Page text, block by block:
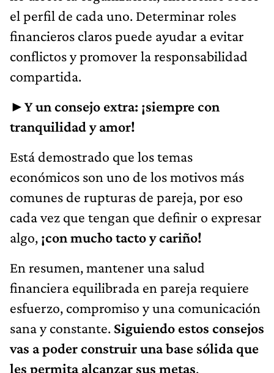
el perfil de cada uno. Determinar roles
financieros claros puede ayudar a evitar
conflictos y promover la responsabilidad
compartida.
►Y un consejo extra: ¡siempre con
tranquilidad y amor!
Está demostrado que los temas
económicos son uno de los motivos más
comunes de rupturas de pareja, por eso
cada vez que tengan que definir o expresar
algo, ¡con mucho tacto y cariño!
En resumen, mantener una salud
financiera equilibrada en pareja requiere
esfuerzo, compromiso y una comunicación
sana y constante. Siguiendo estos consejos
vas a poder construir una base sólida que
les permita alcanzar sus metas,